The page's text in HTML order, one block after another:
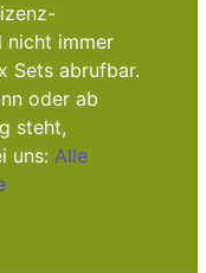
nicht immer
Sets abrufbar.
oder ab
steht,
uns: Alle